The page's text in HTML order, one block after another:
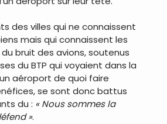
des villes qui ne connaissent
mais qui connaissent les
bruit des avions, soutenus
du BTP qui voyaient dans la
aéroport de quoi faire
se sont donc battus
du : « Nous sommes la
».